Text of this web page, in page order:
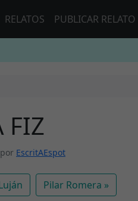
RELATOS PUBLICAR RELATO
FIZ
por EscritAEspot
Pilar Romera